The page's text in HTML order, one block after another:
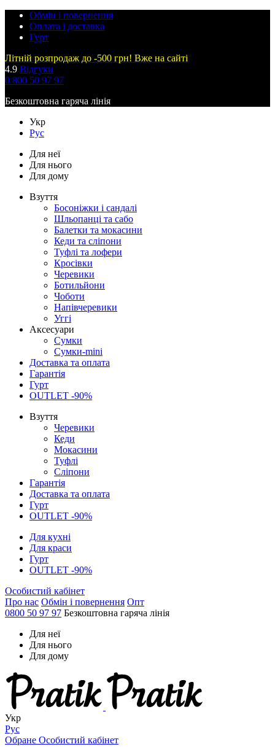
Обмін і повернення
Оплата і доставка
Гурт
Літній розпродаж до -500 грн! Вже на сайті
4.9 Відгуки
0 800 50 97 97
Безкоштовна гаряча лінія
Укр
Рус
Для неї
Для нього
Для дому
Взуття
Босоніжки і сандалі
Шльопанці та сабо
Балетки та мокасини
Кеди та сліпони
Туфлі та лофери
Кросівки
Черевики
Ботильйони
Чоботи
Напівчеревики
Уггі
Аксесуари
Сумки
Сумки-mini
Доставка та оплата
Гарантія
Гурт
OUTLET -90%
Взуття
Черевики
Кеди
Мокасини
Туфлі
Сліпони
Гарантія
Доставка та оплата
Гурт
OUTLET -90%
Для кухні
Для краси
Гурт
OUTLET -90%
Особистий кабінет
Про нас Обмін і повернення Опт
0800 50 97 97 Безкоштовна гаряча лінія
Для неї
Для нього
Для дому
Укр
Рус
Обране Особистий кабінет